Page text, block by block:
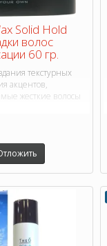
Solid Hold
волос
60 гр.
текстурных
акцентов,
жесткие волосы